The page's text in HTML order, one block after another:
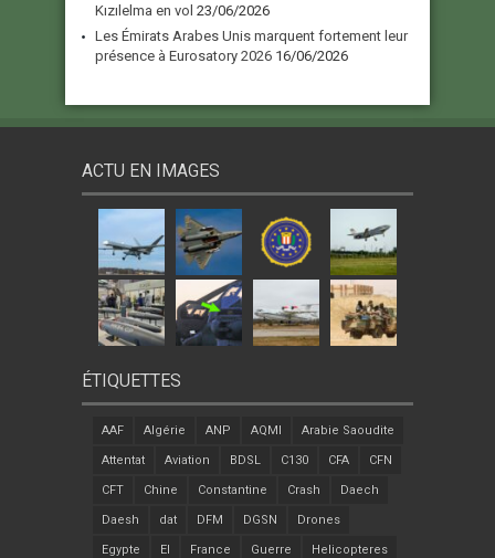
Kızılelma en vol 23/06/2026
Les Émirats Arabes Unis marquent fortement leur
présence à Eurosatory 2026 16/06/2026
ACTU EN IMAGES
ÉTIQUETTES
AAF Algérie ANP AQMI Arabie Saoudite
Attentat Aviation BDSL C130 CFA CFN
CFT Chine Constantine Crash Daech
Daesh dat DFM DGSN Drones
Egypte EI France Guerre Helicopteres